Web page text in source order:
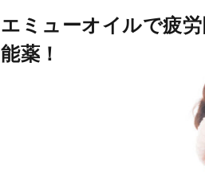
エミューオイルで疲
能薬！